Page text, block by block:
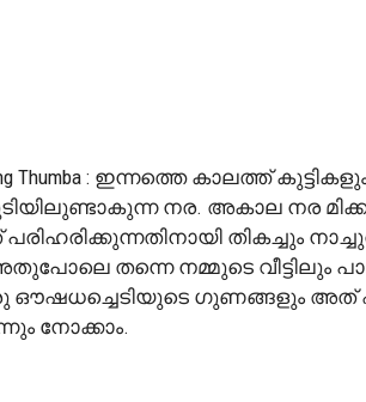
Using Thumba : ഇന്നത്തെ കാലത്ത്
നര. അകാല നര
തികച്ചും
തന്നെ നമ്മുടെ വീട്ടിലും
ഔഷധച്ചെടിയുടെ ഗുണങ്ങളും
നോക്കാം.